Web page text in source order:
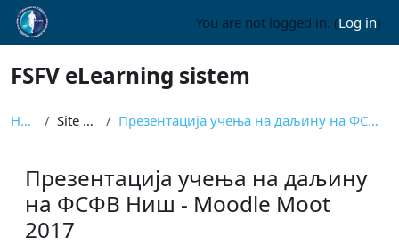
Skip to main content
You are not logged in. (Log in)
FSFV eLearning sistem
Home Site pages Презентација учења на даљину на ФСФВ Ниш - Moodle ...
Презентација учења на даљину
на ФСФВ Ниш - Moodle Moot
2017